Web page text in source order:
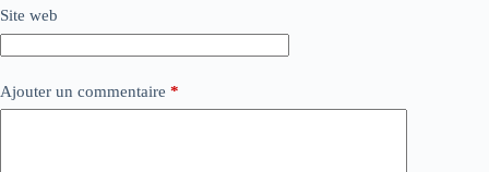
Site web
Ajouter un commentaire *